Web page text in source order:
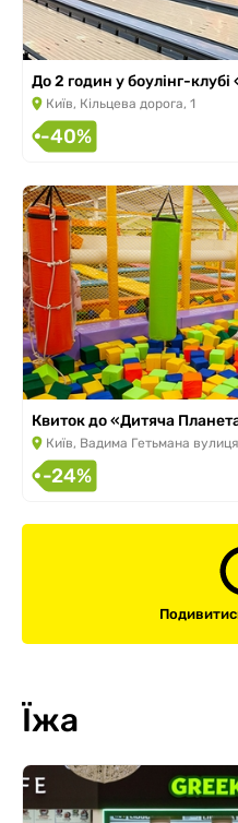
До 2 годин у боулінг-
Київ, Кільцева дорога, 1
-40%
Квиток до «Дитяча
Київ, Вадима Гетьмана
-24%
Їжа